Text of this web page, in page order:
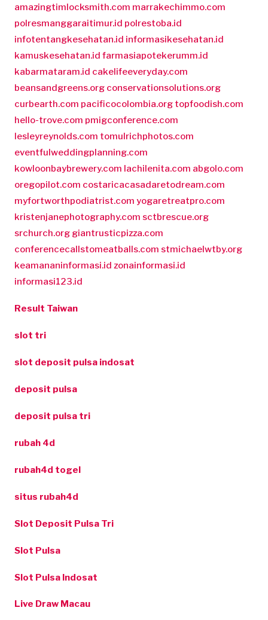
amazingtimlocksmith.com marrakechimmo.com
polresmanggaraitimur.id polrestoba.id
infotentangkesehatan.id informasikesehatan.id
kamuskesehatan.id farmasiapotekerumm.id
kabarmataram.id cakelifeeveryday.com
beansandgreens.org conservationsolutions.org
curbearth.com pacificocolombia.org topfoodish.com
hello-trove.com pmigconference.com
lesleyreynolds.com tomulrichphotos.com
eventfulweddingplanning.com
kowloonbaybrewery.com lachilenita.com abgolo.com
oregopilot.com costaricacasadaretodream.com
myfortworthpodiatrist.com yogaretreatpro.com
kristenjanephotography.com sctbrescue.org
srchurch.org giantrusticpizza.com
conferencecallstomeatballs.com stmichaelwtby.org
keamananinformasi.id zonainformasi.id
informasi123.id
Result Taiwan
slot tri
slot deposit pulsa indosat
deposit pulsa
deposit pulsa tri
rubah 4d
rubah4d togel
situs rubah4d
Slot Deposit Pulsa Tri
Slot Pulsa
Slot Pulsa Indosat
Live Draw Macau